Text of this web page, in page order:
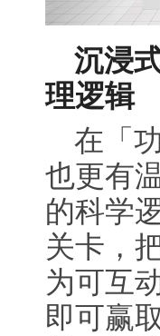
沉浸
理逻辑
在「
也更有
的科学
关卡，
为可互
即可赢